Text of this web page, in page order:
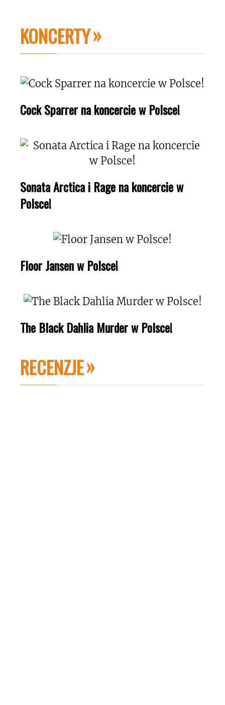
KONCERTY
Cock Sparrer na koncercie w Polsce!
Sonata Arctica i Rage na koncercie w
Polsce!
Floor Jansen w Polsce!
The Black Dahlia Murder w Polsce!
RECENZJE